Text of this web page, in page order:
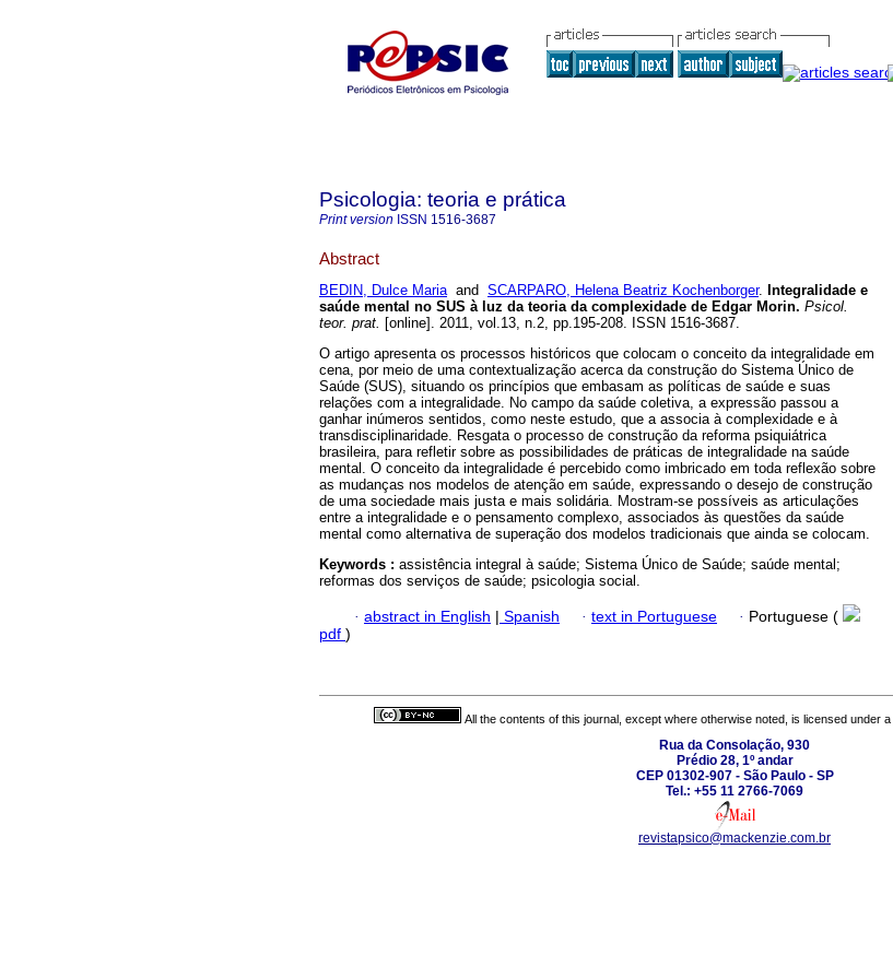
Psicologia: teoria e prática
Print version ISSN 1516-3687
Abstract
BEDIN, Dulce Mariaand SCARPARO, Helena Beatriz Kochenborger. Integralidade e
saúde mental no SUS à luz da teoria da complexidade de Edgar Morin. Psicol.
teor. prat. [online]. 2011, vol.13, n.2, pp.195-208. ISSN 1516-3687.
O artigo apresenta os processos históricos que colocam o conceito da integralidade em
cena, por meio de uma contextualização acerca da construção do Sistema Único de
Saúde (SUS), situando os princípios que embasam as políticas de saúde e suas
relações com a integralidade. No campo da saúde coletiva, a expressão passou a
ganhar inúmeros sentidos, como neste estudo, que a associa à complexidade e à
transdisciplinaridade. Resgata o processo de construção da reforma psiquiátrica
brasileira, para refletir sobre as possibilidades de práticas de integralidade na saúde
mental. O conceito da integralidade é percebido como imbricado em toda reflexão sobre
as mudanças nos modelos de atenção em saúde, expressando o desejo de construção
de uma sociedade mais justa e mais solidária. Mostram‑se possíveis as articulações
entre a integralidade e o pensamento complexo, associados às questões da saúde
mental como alternativa de superação dos modelos tradicionais que ainda se colocam.
Keywords : assistência integral à saúde; Sistema Único de Saúde; saúde mental;
reformas dos serviços de saúde; psicologia social.
· abstract in English | Spanish · text in Portuguese · Portuguese (
pdf )
All the contents of this journal, except where otherwise noted, is licensed under a
Rua da Consolação, 930
Prédio 28, 1º andar
CEP 01302-907 - São Paulo - SP
Tel.: +55 11 2766-7069
revistapsico@mackenzie.com.br